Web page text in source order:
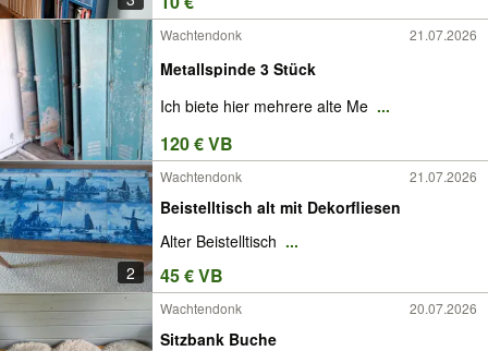
Wachtendonk 21.07.2026
Metallspinde 3 Stück
Ich biete hier mehrere alte Me ...
120 € VB
2
Wachtendonk 21.07.2026
Beistelltisch alt mit Dekorfliesen
Alter Beistelltisch ...
45 € VB
Wachtendonk 20.07.2026
Sitzbank Buche